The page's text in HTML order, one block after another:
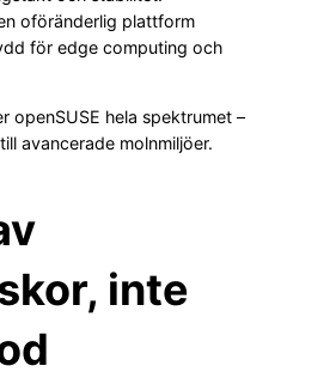
oföränderlig plattform
för edge computing och
openSUSE hela spektrumet –
avancerade molnmiljöer.
inte